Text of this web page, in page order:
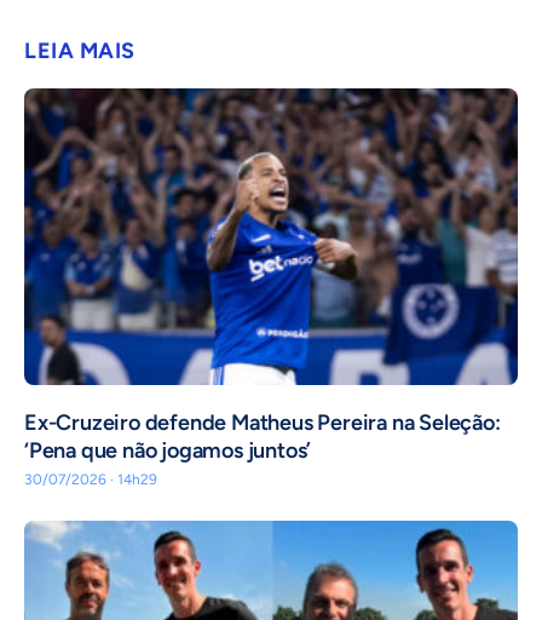
LEIA MAIS
Ex-Cruzeiro defende Matheus Pereira na Seleção:
‘Pena que não jogamos juntos’
30/07/2026 · 14h29